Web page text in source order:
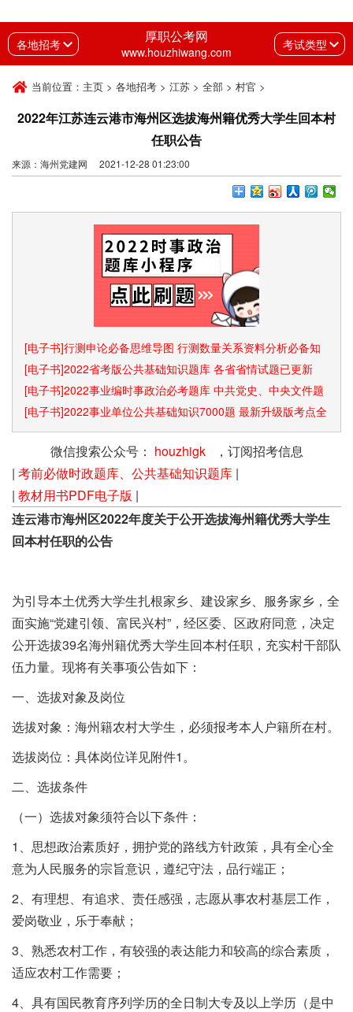
各地招考 厚职公考网
www.houzhiwang.com 考试类型
当前位置： 主页 > 各地招考 > 江苏 > 全部 > 村官 >
2022年江苏连云港市海州区选拔海州籍优秀大学生回本村
任职公告
来源：海州党建网 2021-12-28 01:23:00
[电子书]行测申论必备思维导图 行测数量关系资料分析必备知
识点和速算技巧
[电子书]2022省考版公共基础知识题库 各省省情试题已更新
[电子书]2022事业编时事政治必考题库 中共党史、中央文件题
库已更新
[电子书]2022事业单位公共基础知识7000题 最新升级版考点全
覆盖
微信搜索公众号： houzhigk，订阅招考信息
| 考前必做时政题库、公共基础知识题库 |
| 教材用书PDF电子版 |
连云港市海州区2022年度关于公开选拔海州籍优秀大学生
回本村任职的公告
为引导本土优秀大学生扎根家乡、建设家乡、服务家乡，全
面实施“党建引领、富民兴村”，经区委、区政府同意，决定
公开选拔39名海州籍优秀大学生回本村任职，充实村干部队
伍力量。现将有关事项公告如下：
一、选拔对象及岗位
选拔对象：海州籍农村大学生，必须报考本人户籍所在村。
选拔岗位：具体岗位详见附件1。
二、选拔条件
（一）选拔对象须符合以下条件：
1、思想政治素质好，拥护党的路线方针政策，具有全心全
意为人民服务的宗旨意识，遵纪守法，品行端正；
2、有理想、有追求、责任感强，志愿从事农村基层工作，
爱岗敬业，乐于奉献；
3、熟悉农村工作，有较强的表达能力和较高的综合素质，
适应农村工作需要；
4、具有国民教育序列学历的全日制大专及以上学历（是中